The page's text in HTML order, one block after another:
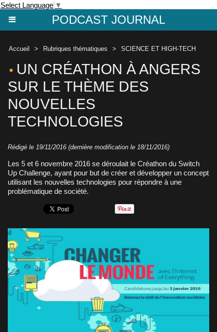
Select Language ▼
PODCAST JOURNAL
Accueil > Rubriques thématiques > SCIENCE ET HIGH-TECH
UN CRÉATHON À ANGERS
SUR LE THÈME DES
NOUVELLES
TECHNOLOGIES
Rédigé le 19/11/2016 (dernière modification le 18/11/2016)
Les 5 et 6 novembre 2016 se déroulait le Créathon du Switch
Up Challenge, ayant pour but de créer et développer un concept
utilisant les nouvelles technologies pour répondre à une
problématique de société.